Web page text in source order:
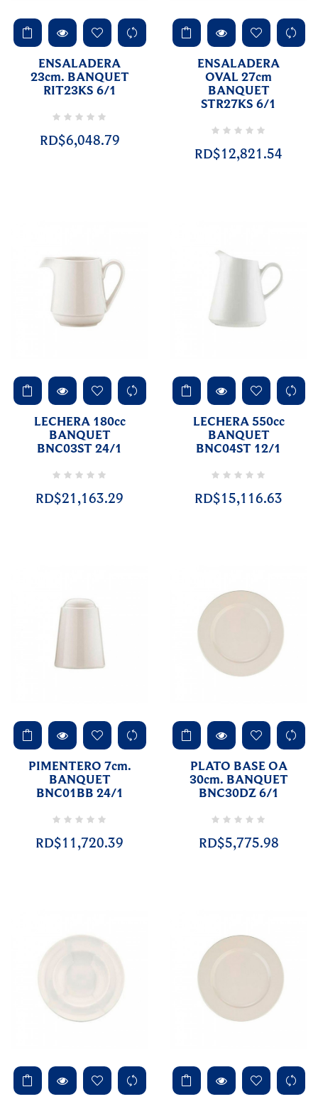
ENSALADERA
23cm. BANQUET
RIT23KS 6/1
RD$6,048.79
ENSALADERA
OVAL 27cm
BANQUET
STR27KS 6/1
RD$12,821.54
LECHERA 180cc
BANQUET
BNC03ST 24/1
RD$21,163.29
LECHERA 550cc
BANQUET
BNC04ST 12/1
RD$15,116.63
PIMENTERO 7cm.
BANQUET
BNC01BB 24/1
RD$11,720.39
PLATO BASE OA
30cm. BANQUET
BNC30DZ 6/1
RD$5,775.98